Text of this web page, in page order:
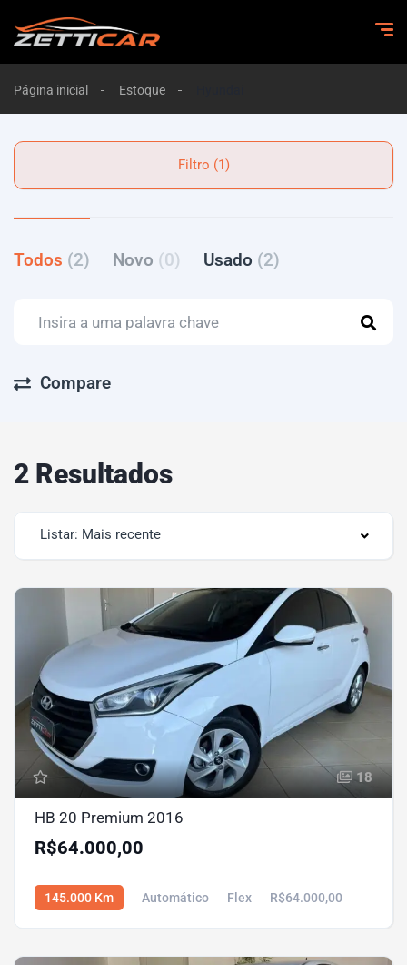
Página inicial Estoque
Filtro (1)
Todos (2) Novo (0) Usado (2)
Compare
2 Resultados
Listar: Mais recente
18
HB 20 Premium 2016
R$64.000,00
145.000 Km Automático Flex R$64.000,00